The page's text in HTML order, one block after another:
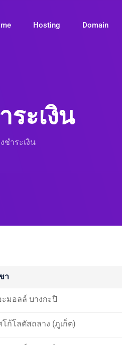
Hosting Domain
ระเงิน
ชำระเงิน
า
ะมอลล์ บางกะปิ
โก้โลตัสถลาง (ภูเก็ต)